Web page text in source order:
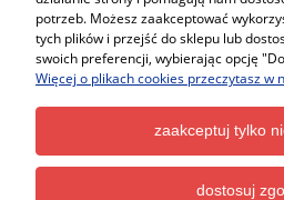
potrzeb. Możesz zaakceptować
tych plików i przejść do sklepu lub
swoich preferencji, wybierając opcję
Więcej o plikach cookies przeczytasz w
zaakceptuj tylko
dostosuj